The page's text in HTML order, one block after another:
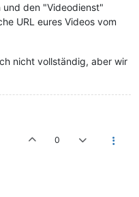
den "Videodienst"
URL eures Videos vom
nicht vollständig, aber wir
0